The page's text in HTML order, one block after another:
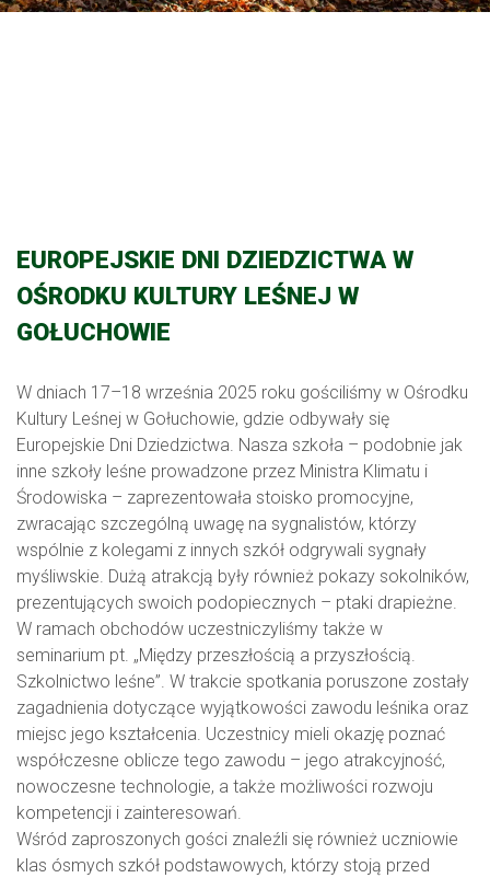
EUROPEJSKIE DNI DZIEDZICTWA W
OŚRODKU KULTURY LEŚNEJ W
GOŁUCHOWIE
W dniach 17–18 września 2025 roku gościliśmy w Ośrodku
Kultury Leśnej w Gołuchowie, gdzie odbywały się
Europejskie Dni Dziedzictwa. Nasza szkoła – podobnie jak
inne szkoły leśne prowadzone przez Ministra Klimatu i
Środowiska – zaprezentowała stoisko promocyjne,
zwracając szczególną uwagę na sygnalistów, którzy
wspólnie z kolegami z innych szkół odgrywali sygnały
myśliwskie. Dużą atrakcją były również pokazy sokolników,
prezentujących swoich podopiecznych – ptaki drapieżne.
W ramach obchodów uczestniczyliśmy także w
seminarium pt. „Między przeszłością a przyszłością.
Szkolnictwo leśne”. W trakcie spotkania poruszone zostały
zagadnienia dotyczące wyjątkowości zawodu leśnika oraz
miejsc jego kształcenia. Uczestnicy mieli okazję poznać
współczesne oblicze tego zawodu – jego atrakcyjność,
nowoczesne technologie, a także możliwości rozwoju
kompetencji i zainteresowań.
Wśród zaproszonych gości znaleźli się również uczniowie
klas ósmych szkół podstawowych, którzy stoją przed